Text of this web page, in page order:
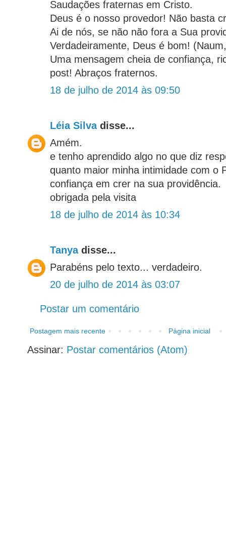
Saudações fraternas em Cristo.
Deus é o nosso provedor! Não basta
Ai de nós, se não não fora a Sua
Verdadeiramente, Deus é bom!
Uma mensagem cheia de confiança,
post! Abraços fraternos.
18 de julho de 2014 às 09:50
Léia Silvadisse...
Amém.
e tenho aprendido algo no que diz
quanto maior minha intimidade com o
confiança em crer na sua providência.
obrigada pela visita
18 de julho de 2014 às 10:34
Tanyadisse...
Parabéns pelo texto... verdadeiro.
20 de julho de 2014 às 03:07
Postar um comentário
Postagem mais recente Página inicial
Assinar: Postar comentários (Atom)